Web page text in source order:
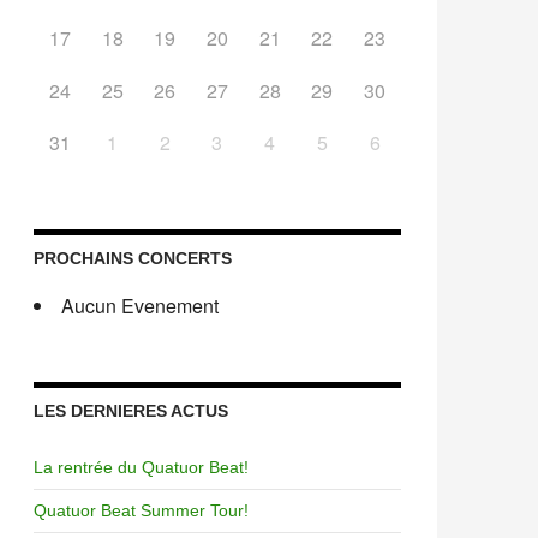
17 18 19 20 21 22
23
24
25 26 27 28 29
30
31
1 2 3 4 5 6
PROCHAINS CONCERTS
Aucun Evenement
LES DERNIERES ACTUS
La rentrée du Quatuor Beat!
Quatuor Beat Summer Tour!